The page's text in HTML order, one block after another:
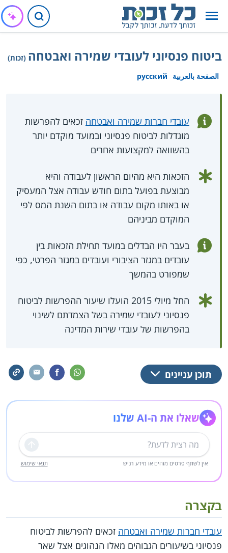
ביטוח פנסיוני לעובדי שמירה ואבטחה (זכות)
الصفحة بالعربية
русский
עובדי חברות שמירה ואבטחה זכאים להפרשות
מוגדלות לביטוח פנסיוני ובמועד מוקדם יותר
בהשוואה למקצועות אחרים
הזכאות היא מהיום הראשון לעבודה והיא
מבוצעת בפועל בתום חודש עבודה אצל המעסיק
או באותו מקום עבודה או בתום השנת המס לפי
המוקדם מביניהם
בעבר היו הבדלים במועד תחילת הזכאות בין
עובדים במגזר הציבורי ועובדים במגזר הפרטי, כפי
שמפורט בהמשך
החל מיולי 2015 הועלו שיעור ההפרשות לביטוח
פנסיוני לעובדי שמירה בשל הצמדתם לשינוי
בהפרשות של עובדי שירות המדינה
תוכן עניינים
שאלו את ה-AI שלנו
שליחה
אין לשתף פרטים מזהים או מידע רגיש תנאי שימוש
בקצרה
עובדי חברות שמירה ואבטחה זכאים להפרשות לביטוח
פנסיוני בשיעורים הגבוהים מאלו הנהוגים אצל שאר